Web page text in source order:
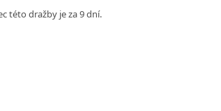
této dražby je za 9 dní.